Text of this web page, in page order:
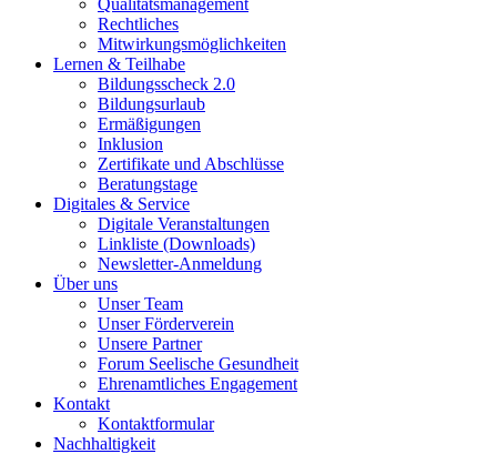
Qualitätsmanagement
Rechtliches
Mitwirkungsmöglichkeiten
Lernen & Teilhabe
Bildungsscheck 2.0
Bildungsurlaub
Ermäßigungen
Inklusion
Zertifikate und Abschlüsse
Beratungstage
Digitales & Service
Digitale Veranstaltungen
Linkliste (Downloads)
Newsletter-Anmeldung
Über uns
Unser Team
Unser Förderverein
Unsere Partner
Forum Seelische Gesundheit
Ehrenamtliches Engagement
Kontakt
Kontaktformular
Nachhaltigkeit